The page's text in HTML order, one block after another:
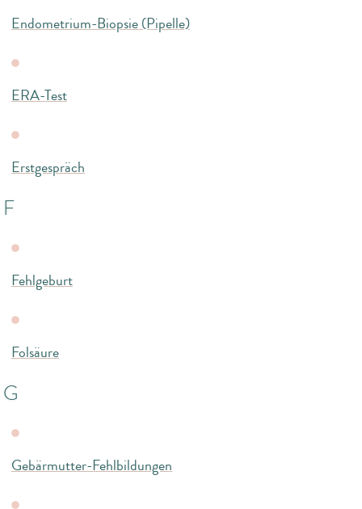
Endometrium-Biopsie (Pipelle)
ERA-Test
Erstgespräch
F
Fehlgeburt
Folsäure
G
Gebärmutter-Fehlbildungen